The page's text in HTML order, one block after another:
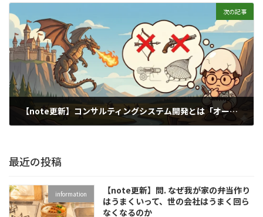
次の記事
【note更新】コンサルティングシステム開発とは「オーダーメイドの武器」を作るということ。
最近の投稿
information
【note更新】問. なぜ我が家の弁当作り
はうまくいって、世の会社はうまく回ら
なくなるのか